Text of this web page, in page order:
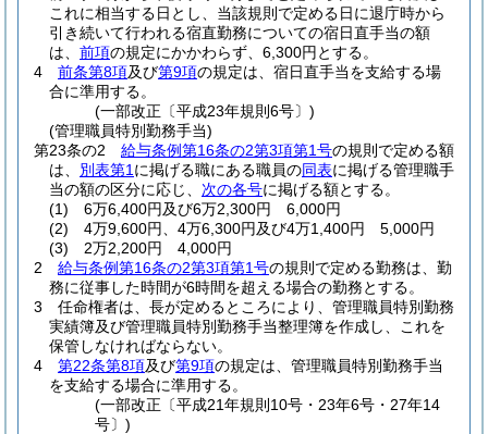
これに相当する日とし、当該規則で定める日に退庁時から
引き続いて行われる宿直勤務についての宿日直手当の額
は、 前項の規定にかかわらず、6,300円とする。
4
前条第8項及び第9項の規定は、宿日直手当を支給する場
合に準用する。
(一部改正〔平成23年規則6号〕)
(管理職員特別勤務手当)
第23条の2
給与条例第16条の2第3項第1号の規則で定める額
は、 別表第1 に掲げる職にある職員の同表に掲げる管理職手
当の額の区分に応じ、 次の各号に掲げる額とする。
(1)
6万6,400円及び6万2,300円 6,000円
(2)
4万9,600円、4万6,300円及び4万1,400円 5,000円
(3)
2万2,200円 4,000円
2
給与条例第16条の2第3項第1号の規則で定める勤務は、勤
務に従事した時間が6時間を超える場合の勤務とする。
3
任命権者は、長が定めるところにより、管理職員特別勤務
実績簿及び管理職員特別勤務手当整理簿を作成し、これを
保管しなければならない。
4
第22条第8項及び第9項の規定は、管理職員特別勤務手当
を支給する場合に準用する。
(一部改正〔平成21年規則10号・23年6号・27年14
号〕)